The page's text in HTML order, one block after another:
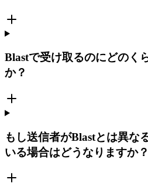
Blastで受け取るのにどのく
か？
もし送信者がBlastとは異な
いる場合はどうなりますか？